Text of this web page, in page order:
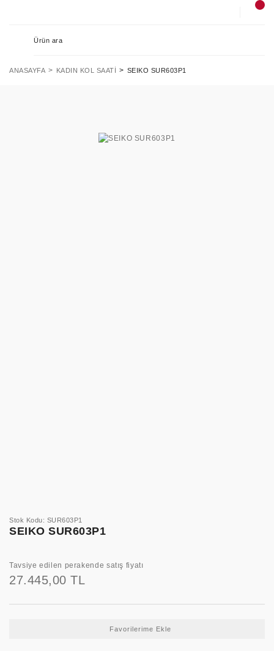
ANASAYFA KADIN KOL SAATI SEIKO SUR603P1
Stok Kodu: SUR603P1
SEIKO SUR603P1
Tavsiye edilen perakende satış fiyatı
27.445,00 TL